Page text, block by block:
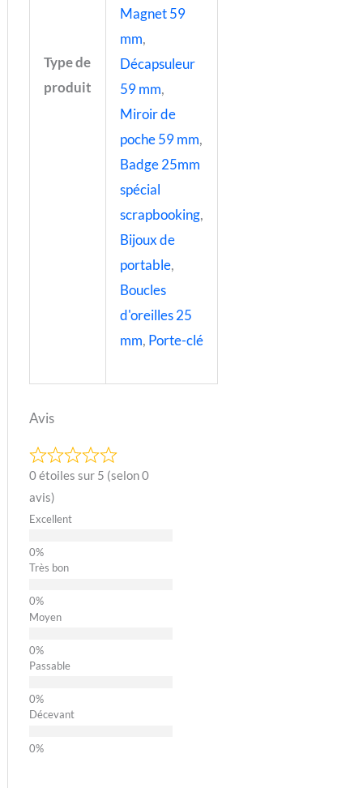
Type de
produit
Magnet 59
mm,
Décapsuleur
59 mm,
Miroir de
poche 59 mm,
Badge 25mm
spécial
scrapbooking,
Bijoux de
portable,
Boucles
d'oreilles 25
mm, Porte-clé
Avis
0 étoiles sur 5 (selon 0
avis)
Excellent
Très bon
Moyen
Passable
Décevant